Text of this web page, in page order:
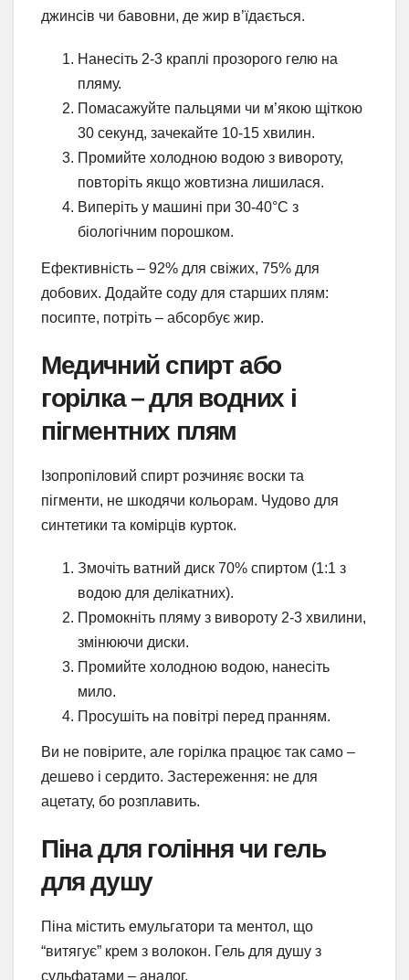
джинсів чи бавовни, де жир в’їдається.
Нанесіть 2-3 краплі прозорого гелю на
пляму.
Помасажуйте пальцями чи м’якою щіткою
30 секунд, зачекайте 10-15 хвилин.
Промийте холодною водою з вивороту,
повторіть якщо жовтизна лишилася.
Виперіть у машині при 30-40°C з
біологічним порошком.
Ефективність – 92% для свіжих, 75% для
добових. Додайте соду для старших плям:
посипте, потріть – абсорбує жир.
Медичний спирт або
горілка – для водних і
пігментних плям
Ізопропіловий спирт розчиняє воски та
пігменти, не шкодячи кольорам. Чудово для
синтетики та комірців курток.
Змочіть ватний диск 70% спиртом (1:1 з
водою для делікатних).
Промокніть пляму з вивороту 2-3 хвилини,
змінюючи диски.
Промийте холодною водою, нанесіть
мило.
Просушіть на повітрі перед пранням.
Ви не повірите, але горілка працює так само –
дешево і сердито. Застереження: не для
ацетату, бо розплавить.
Піна для гоління чи гель
для душу
Піна містить емульгатори та ментол, що
“витягує” крем з волокон. Гель для душу з
сульфатами – аналог.